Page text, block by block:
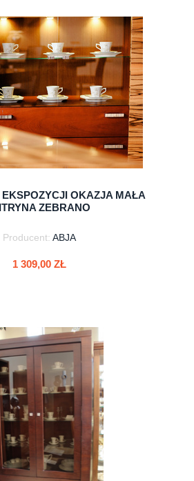
do koszyka
OKAZJA MAŁA
ZEBRANO
Producent: ABJA
1 309,00 ZŁ
do koszyka